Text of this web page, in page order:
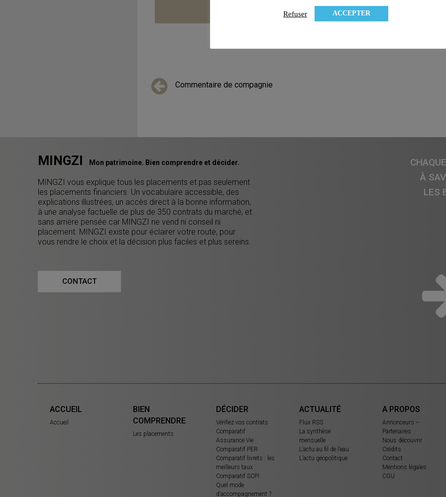
Commentaire de compagnie
MINGZI Mon patrimoine. Bien comprendre et décider.
MINGZI vous explique tous les placements et pas seulement
les placements financiers. Un vocabulaire accessible, des
explications illustrées, un accès direct à la bonne information,
à une analyse factuelle de plus de 350 contrats du marché, et
sans arrière pensée car MINGZI ne vend ni conseil ni
placement. MINGZI existe pour éclairer votre route, pour
vous rendre le choix et la décision plus faciles et plus sereins.
À
LES
CONTACT
ACCUEIL
Accueil
BIEN
COMPRENDRE
Les placements
DÉCIDER
Vérifiez vos contrats
Comparatif
Assurance Vie
Comparatif PER
Comparatif livrets : les
meilleurs taux
Comparatif SCPI
Quel mode
d’accompagnement ?
ACTUALITÉ
Flux RSS
La synthèse
mensuelle
L’actu au fil de l’eau
L’actu géopolitique
A PROPOS
Annonceurs –
Partenaires
Nous découvrir
Crédits
Contact
Mentions légales
CGU
Refuser ACCEPTER